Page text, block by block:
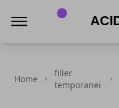
Home
filler
temporanei